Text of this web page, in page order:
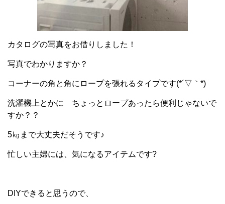
カタログの写真をお借りしました！
写真でわかりますか？
コーナーの角と角にロープを張れるタイプです(*´▽｀*)
洗濯機上とかに ちょっとロープあったら便利じゃないで
すか？？
5㎏まで大丈夫だそうです♪
忙しい主婦には、気になるアイテムです?
DIYできると思うので、